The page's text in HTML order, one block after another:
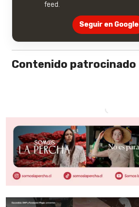
feed.
Seguir en Google
Contenido patrocinado